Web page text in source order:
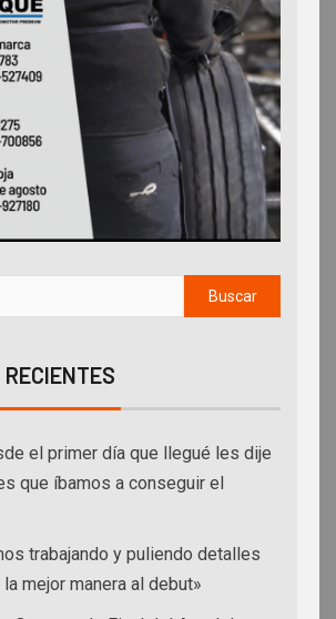
el primer día que llegué les dije
que íbamos a conseguir el
trabajando y puliendo detalles
mejor manera al debut»